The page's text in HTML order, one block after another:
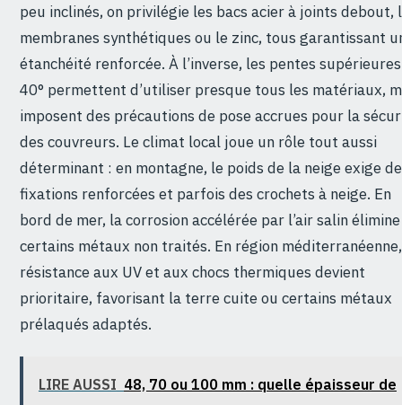
peu inclinés, on privilégie les bacs acier à joints debout,
membranes synthétiques ou le zinc, tous garantissant
étanchéité renforcée. À l’inverse, les pentes
40° permettent d’utiliser presque tous les matériaux,
imposent des précautions de pose accrues pour la
des couvreurs. Le climat local joue un rôle tout aussi
déterminant : en montagne, le poids de la neige exige
fixations renforcées et parfois des crochets à neige. En
bord de mer, la corrosion accélérée par l’air salin élimine
certains métaux non traités. En région
résistance aux UV et aux chocs thermiques devient
prioritaire, favorisant la terre cuite ou certains métaux
prélaqués adaptés.
LIRE AUSSI 48, 70 ou 100 mm : quelle épaisseur de